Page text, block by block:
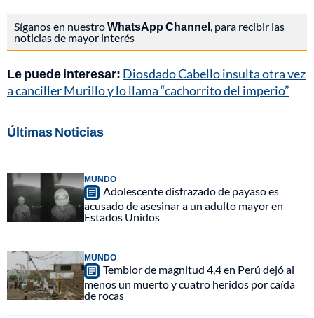
Síganos en nuestroWhatsApp Channel , para recibir las
noticias de mayor interés
Le puede interesar: Diosdado Cabello insulta otra vez
a canciller Murillo y lo llama “cachorrito del imperio”
Últimas Noticias
MUNDO
Adolescente disfrazado de payaso es
acusado de asesinar a un adulto mayor en
Estados Unidos
MUNDO
Temblor de magnitud 4,4 en Perú dejó al
menos un muerto y cuatro heridos por caída
de rocas